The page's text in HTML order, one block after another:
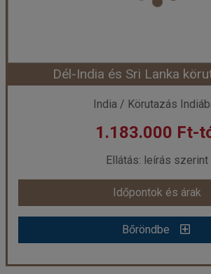
2 ágyas
Időpont: 2026-11-07 |
már 969.000 Ft-
Időpontok és árak
Bőröndbe
Dél-India és Sri Lanka
India / Körutazás
1.183.000 Ft-
Ellátás: leírás szerint
Időpontok és árak
Bőröndbe